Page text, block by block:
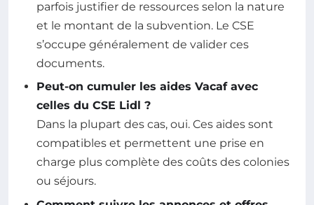
parfois justifier de ressources selon la nature
et le montant de la subvention. Le CSE
s’occupe généralement de valider ces
documents.
Peut-on cumuler les aides Vacaf avec
celles du CSE Lidl ?
Dans la plupart des cas, oui. Ces aides sont
compatibles et permettent une prise en
charge plus complète des coûts des colonies
ou séjours.